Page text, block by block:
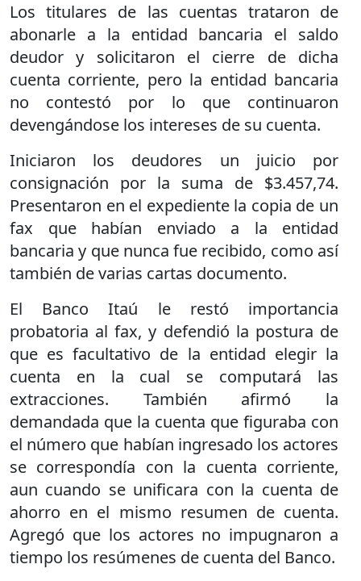
Los titulares de las cuentas trataron de
abonarle a la entidad bancaria el saldo
deudor y solicitaron el cierre de dicha
cuenta corriente, pero la entidad bancaria
no contestó por lo que continuaron
devengándose los intereses de su cuenta.
Iniciaron los deudores un juicio por
consignación por la suma de $3.457,74.
Presentaron en el expediente la copia de un
fax que habían enviado a la entidad
bancaria y que nunca fue recibido, como así
también de varias cartas documento.
El Banco Itaú le restó importancia
probatoria al fax, y defendió la postura de
que es facultativo de la entidad elegir la
cuenta en la cual se computará las
extracciones. También afirmó la
demandada que la cuenta que figuraba con
el número que habían ingresado los actores
se correspondía con la cuenta corriente,
aun cuando se unificara con la cuenta de
ahorro en el mismo resumen de cuenta.
Agregó que los actores no impugnaron a
tiempo los resúmenes de cuenta del Banco.